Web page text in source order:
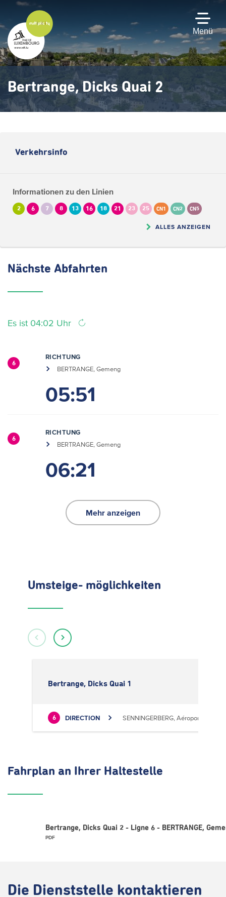
Hauptinhalt
gehen
Menü
Bertrange, Dicks Quai 2
Verkehrsinfo
Informationen zu den Linien
2 6 7 8 13 16 18 21 23 25 CN1 CN2 CN5
ALLES ANZEIGEN
Nächste Abfahrten
Es ist 04:02 Uhr
6
RICHTUNG
BERTRANGE, Gemeng
05:51
6
RICHTUNG
BERTRANGE, Gemeng
06:21
Mehr anzeigen
Umsteige- möglichkeiten
Bertrange, Dicks Quai 1
6 DIRECTION SENNINGERBERG, Aéroport
Fahrplan an Ihrer Haltestelle
Bertrange, Dicks Quai 2 - Ligne 6 - BERTRANGE,
PDF
Die Dienststelle kontaktieren